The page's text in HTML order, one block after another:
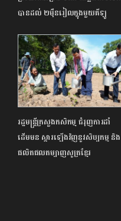
បានដល់ ២ម៉ឺនរៀលក្នុងមួយគីឡូ
រដ្ឋមន្ដ្រីក្រសួងកសិកម្ម ជំរុញការដាំ
ដើមមន ស្ដារឡើងវិញនូវសិប្បកម្ម និង
ផលិតផលតម្បាញសូត្រខ្មែរ